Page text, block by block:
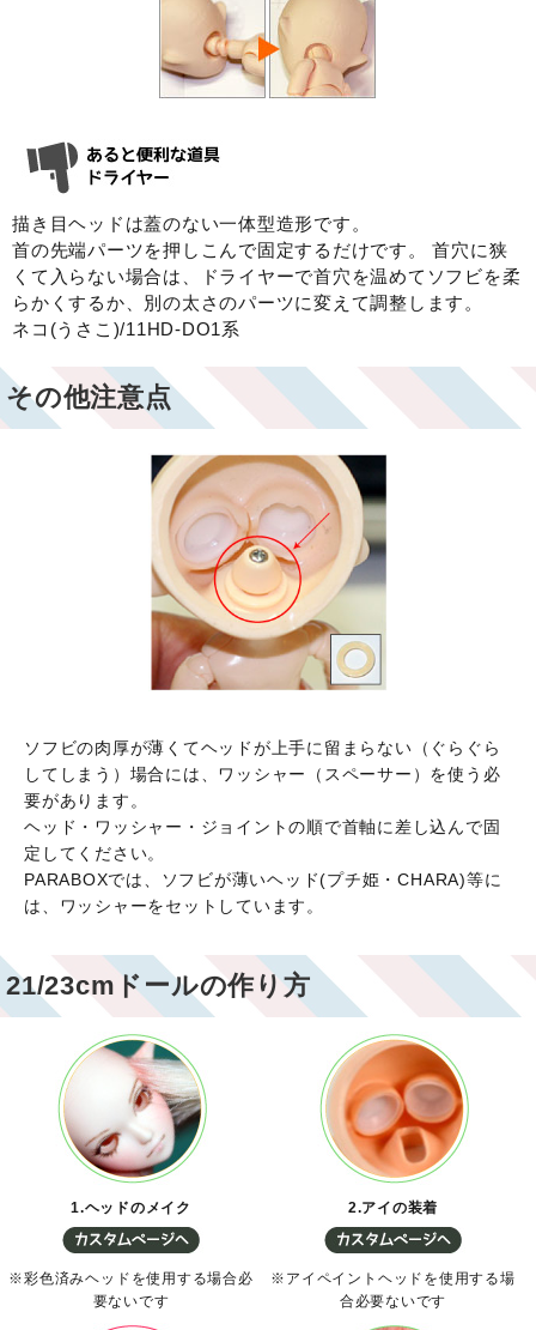
描き目ヘッドは蓋のない一体型造形です。
首の先端パーツを押しこんで固定するだけです。 首穴に狭
くて入らない場合は、ドライヤーで首穴を温めてソフビを柔
らかくするか、別の太さのパーツに変えて調整します。
ネコ(うさこ)/11HD-DO1系
その他注意点
ソフビの肉厚が薄くてヘッドが上手に留まらない（ぐらぐら
してしまう）場合には、ワッシャー（スペーサー）を使う必
要があります。
ヘッド・ワッシャー・ジョイントの順で首軸に差し込んで固
定してください。
PARABOXでは、ソフビが薄いヘッド(プチ姫・CHARA)等に
は、ワッシャーをセットしています。
21/23cmドールの作り方
1.ヘッドのメイク
※彩色済みヘッドを使用する場合必
要ないです
2.アイの装着
※アイペイントヘッドを使用する場
合必要ないです